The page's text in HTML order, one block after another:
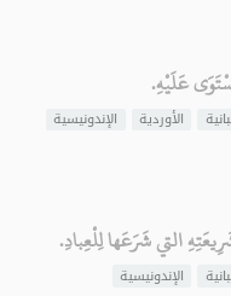
عَلَيْهِ.
الأوردية
الإندونيسية
التي شَرَعَها لِلْعِبادِ.
الإندونيسية